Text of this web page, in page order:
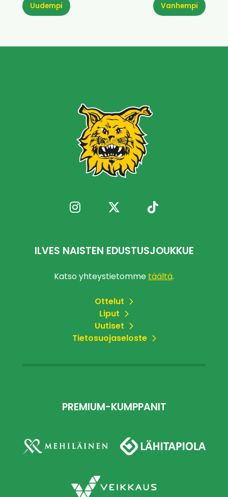
Vanhempi
Uudempi
ILVES NAISTEN EDUSTUSJOUKKUE
Katso yhteystietomme täältä.
Ottelut
Liput
Uutiset
Tietosuojaseloste
PREMIUM-KUMPPANIT